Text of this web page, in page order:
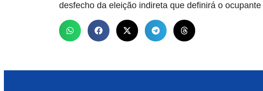
desfecho da eleição indireta que definirá o